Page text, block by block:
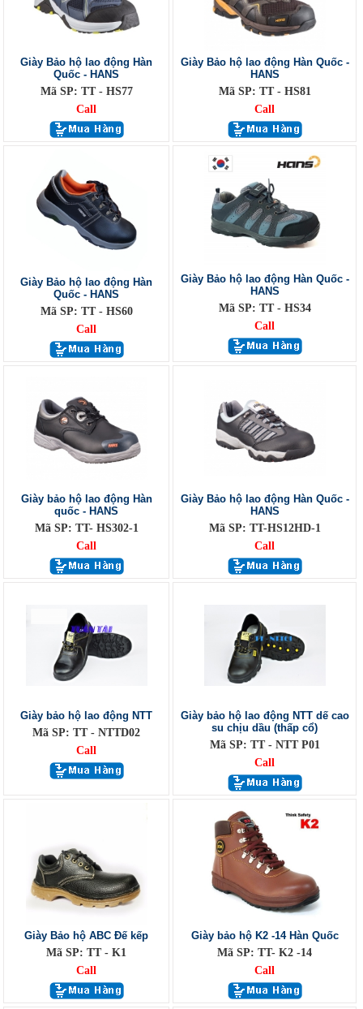
Giày Bảo hộ lao động Hàn
Quốc - HANS
Mã SP: TT - HS77
Call
Giày Bảo hộ lao động Hàn Quốc -
HANS
Mã SP: TT - HS81
Call
Giày Bảo hộ lao động Hàn
Quốc - HANS
Mã SP: TT - HS60
Call
Giày Bảo hộ lao động Hàn Quốc -
HANS
Mã SP: TT - HS34
Call
Giày bảo hộ lao động Hàn
quốc - HANS
Mã SP: TT- HS302-1
Call
Giày Bảo hộ lao động Hàn Quốc -
HANS
Mã SP: TT-HS12HD-1
Call
Giày bảo hộ lao động NTT
Mã SP: TT - NTTD02
Call
Giày bảo hộ lao động NTT dế cao
su chịu dầu (thấp cổ)
Mã SP: TT - NTT P01
Call
Giày Bảo hộ ABC Đế kếp
Mã SP: TT - K1
Call
Giày bảo hộ K2 -14 Hàn Quốc
Mã SP: TT- K2 -14
Call